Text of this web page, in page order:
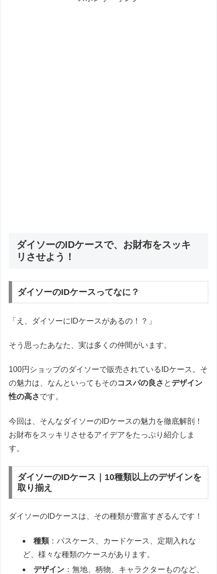
ダイソーのIDケースで、お財布をスッキ
リさせよう！
ダイソーのIDケースってなに？
「え、ダイソーにIDケースがあるの！？」
そう思ったあなた、実は多くの仲間がいます。
100円ショップのダイソーで販売されているIDケース。そ
の魅力は、なんといってもそのコスパの良さ と デザイン
性の高さです。
今回は、そんなダイソーのIDケースの魅力を徹底解剖！
お財布をスッキリさせるアイデアをたっぷり紹介しま
す。
ダイソーのIDケース｜10種類以上のデザインを
取り揃え
ダイソーのIDケースは、その種類が豊富すぎるんです！
種類：パスケース、カードケース、定期入れな
ど、様々な種類のケースがあります。
デザイン ：無地、柄物、キャラクターものなど、